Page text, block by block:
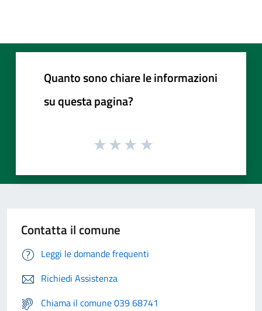
Quanto sono chiare le informazioni
su questa pagina?
Contatta il comune
Leggi le domande frequenti
Richiedi Assistenza
Chiama il comune 039 68741